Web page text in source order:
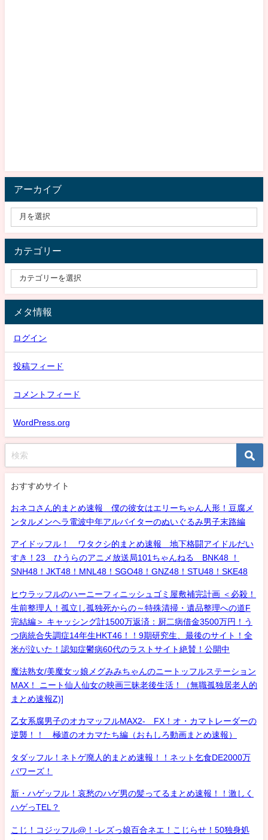
アーカイブ
カテゴリー
メタ情報
ログイン
投稿フィード
コメントフィード
WordPress.org
おすすめサイト
おネコさん的まとめ速報 僕の彼女はエリーちゃん人形！豆腐メ
ンタルメンヘラ電波中年アルバイターのぬいぐるみ男子末路編
アイドッフル！ ワタクシ的まとめ速報 地下格闘アイドルだい
すき！23 ひうらのアニメ放送局101ちゃんねる BNK48 ！
SNH48！JKT48！MNL48！SGO48！GNZ48！STU48！SKE48
ヒウラッフルのハーニーフィニッシュゴミ屋敷補完計画 ＜必殺！
生前整理人！孤立し孤独死からの～特殊清掃・遺品整理への道F
完結編＞ キャッシング計1500万返済：厨二病借金3500万円！う
つ病統合失調症14年生HKT46！！9期研究生、最後のサイト！全
米が泣いた！認知症鬱病60代のラストサイト絶賛！公開中
魔法熟女/美魔女ッ娘メグみみちゃんのニートッフルステーション
MAX！ ニート仙人仙女の映画三昧老後生活！（無職孤独居老人的
まとめ速報Z)]
乙女系腐男子のオカマッフルMAX2- FX！オ・カマトレーダーの
逆襲！！ 極道のオカマたち編（おもしろ動画まとめ速報）
タダッフル！ネトゲ廃人的まとめ速報！！ネット乞食DE2000万
パワーズ！
新・ハゲッフル！哀愁のハゲ男の髪ってるまとめ速報！！激しく
ハゲっTEL？
こじ！コジッフル@！-レズっ娘百合ネエ！こじらせ！50独身処